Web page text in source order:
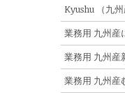
Kyushu （九州
業務用 九州産
業務用 九州産
業務用 九州産